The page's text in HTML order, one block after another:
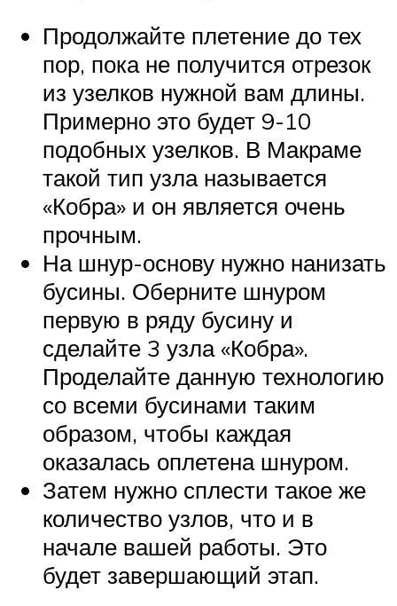
Продолжайте плетение до тех
пор, пока не получится отрезок
из узелков нужной вам длины.
Примерно это будет 9-10
подобных узелков. В Макраме
такой тип узла называется
«Кобра» и он является очень
прочным.
На шнур-основу нужно нанизать
бусины. Оберните шнуром
первую в ряду бусину и
сделайте 3 узла «Кобра».
Проделайте данную технологию
со всеми бусинами таким
образом, чтобы каждая
оказалась оплетена шнуром.
Затем нужно сплести такое же
количество узлов, что и в
начале вашей работы. Это
будет завершающий этап.